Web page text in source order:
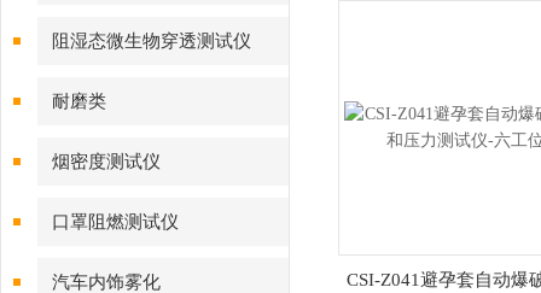
阻湿态微生物穿透测试仪
耐磨类
烟密度测试仪
口罩阻燃测试仪
汽车内饰雾化
CSI-Z041避孕套自动爆